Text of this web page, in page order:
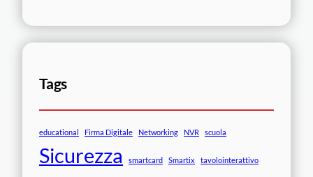
Tags
educational Firma Digitale Networking NVR scuola
Sicurezza smartcard Smartix tavolointerattivo